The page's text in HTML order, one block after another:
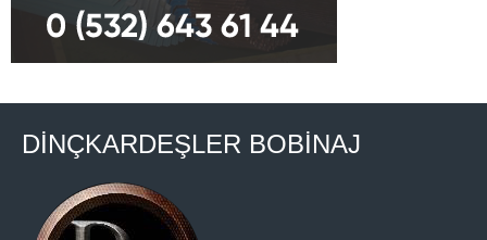
DİNÇKARDEŞLER BOBİNAJ